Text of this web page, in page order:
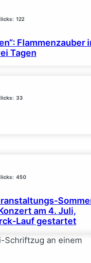
122
Flammenzauber
Tagen
33
450
am 4. Juli,
Lauf gestartet